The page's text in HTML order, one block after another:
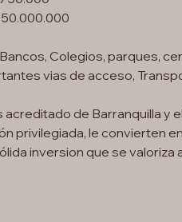
Colegios, parques,
vias de acceso,
acreditado de Barranquilla y
privilegiada, le convierten
inversion que se valoriza